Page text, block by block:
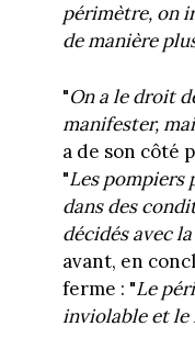
périmètre, on
de manière
"On a le droit
manifester,
a de son côté
"Les pompiers
dans des
décidés avec
avant, en
ferme : "Le
inviolable et le